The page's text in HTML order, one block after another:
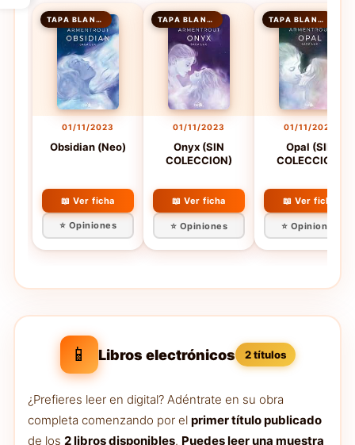
TAPA BLANDA
01/11/2023
Obsidian (Neo)
📖 Ver ficha
⭐ Opiniones
TAPA BLANDA
01/11/2023
Onyx (SIN
COLECCION)
📖 Ver ficha
⭐ Opiniones
TAPA BLANDA
01/11/2023
Opal (SIN
COLECCION)
📖 Ver ficha
⭐ Opiniones
📱 Libros electrónicos 2 títulos
¿Prefieres leer en digital? Adéntrate en su obra
completa comenzando por el primer título publicado
de los 2 libros disponibles. Puedes leer una muestra